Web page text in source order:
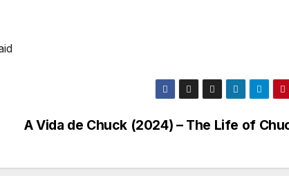
A Vida de Chuck (2024) – The Life of